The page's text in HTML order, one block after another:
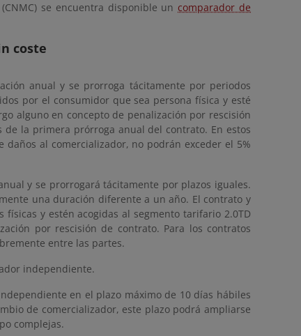
se encuentra disponible un comparador de
coste
anual y se prorroga tácitamente por periodos
por el consumidor que sea persona física y esté
alguno en concepto de penalización por rescisión
la primera prórroga anual del contrato. En estos
daños al comercializador, no podrán exceder el 5%
y se prorrogará tácitamente por plazos iguales.
una duración diferente a un año. El contrato y
y estén acogidas al segmento tarifario 2.0TD
por rescisión de contrato. Para los contratos
entre las partes.
independiente.
en el plazo máximo de 10 días hábiles
de comercializador, este plazo podrá ampliarse
complejas.